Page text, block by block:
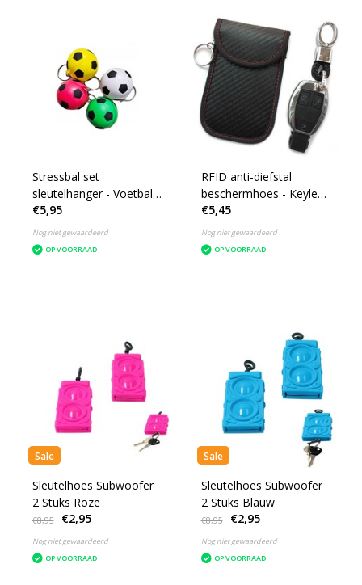
Stressbal set
sleutelhanger - Voetbal -
4 stuks
€5,95
Nog niet gewaardeerd
OP VOORRAAD
RFID anti-diefstal
beschermhoes - Keyless
entry blocker- 2st.
€5,45
Nog niet gewaardeerd
OP VOORRAAD
Sale
Sleutelhoes Subwoofer
2 Stuks Roze
€8,95 €2,95
Nog niet gewaardeerd
OP VOORRAAD
Sale
Sleutelhoes Subwoofer
2 Stuks Blauw
€8,95 €2,95
Nog niet gewaardeerd
OP VOORRAAD